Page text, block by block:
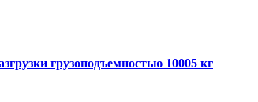
грузоподъемностью 10005 кг